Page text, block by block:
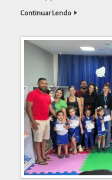
Continuar Lendo